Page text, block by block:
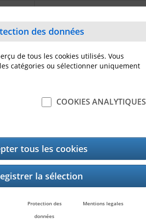
Contact
Contact
des données
de tous les cookies utilisés. Vous
catégories ou sélectionner uniquement
COOKIES ANALYTIQUES
tous les cookies
Protection des
données
Mentions legales